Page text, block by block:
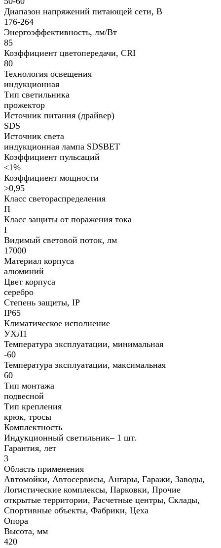
Диапазон напряжений питающей сети, В
176-264
Энергоэффективность, лм/Вт
85
Коэффициент цветопередачи, CRI
80
Технология освещения
индукционная
Тип светильника
прожектор
Источник питания (драйвер)
SDS
Источник света
индукционная лампа SDSBET
Коэффициент пульсаций
<1%
Коэффициент мощности
>0,95
Класс светораспределения
П
Класс защиты от поражения тока
I
Видимый световой поток, лм
17000
Материал корпуса
алюминий
Цвет корпуса
серебро
Степень защиты, IP
IP65
Климатическое исполнение
УХЛ1
Температура эксплуатации, минимальная
-60
Температура эксплуатации, максимальная
60
Тип монтажа
подвесной
Тип крепления
крюк, тросы
Комплектность
Индукционный светильник– 1 шт.
Гарантия, лет
3
Область применения
Автомойки, Автосервисы, Ангары, Гаражи, Заводы,
Логистические комплексы, Парковки, Прочие
открытые территории, Расчетные центры, Склады,
Спортивные объекты, Фабрики, Цеха
Опора
Высота, мм
420